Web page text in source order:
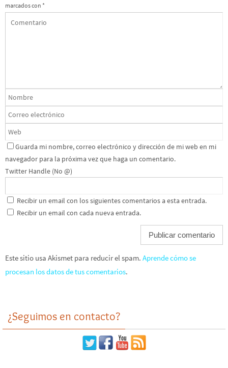
marcados con *
Guarda mi nombre, correo electrónico y dirección de mi web en mi
navegador para la próxima vez que haga un comentario.
Twitter Handle (No @)
Recibir un email con los siguientes comentarios a esta entrada.
Recibir un email con cada nueva entrada.
Este sitio usa Akismet para reducir el spam. Aprende cómo se
procesan los datos de tus comentarios.
¿Seguimos en contacto?